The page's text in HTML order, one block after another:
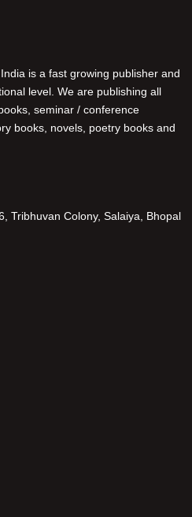
is a fast growing publisher and
level. We are publishing all
seminar / conference
books, novels, poetry books and
Tribhuvan Colony, Salaiya, Bhopal